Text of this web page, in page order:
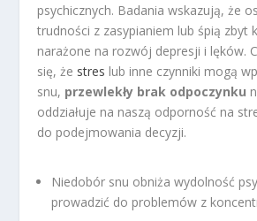
psychicznych. Badania wskazują, że
trudności z zasypianiem lub śpią zbyt
narażone na rozwój depresji i lęków.
się, że stres lub inne czynniki mogą
snu, przewlekły brak odpoczynku
oddziałuje na naszą odporność na
do podejmowania decyzji.
Niedobór snu obniża wydolność
prowadzić do problemów z